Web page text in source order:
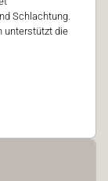
Schlachtung.
unterstützt die